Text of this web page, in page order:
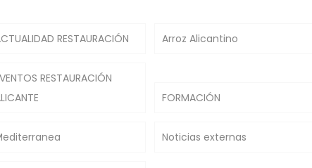
RESTAURACIÓN Arroz Alicantino
RESTAURACIÓN
FORMACIÓN
Noticias externas